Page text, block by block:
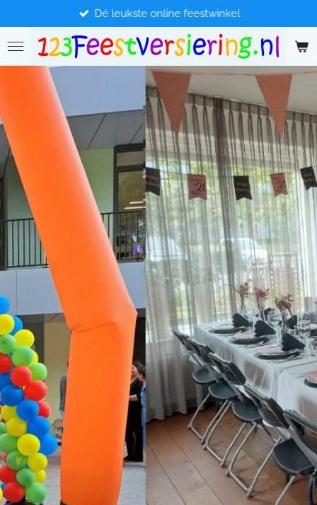
direct
naar
hoofdinhoud
Dé leukste online feestwinkel